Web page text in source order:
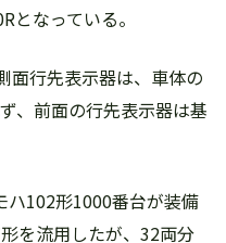
となっている。
面行先表示器は、車体の
、前面の行先表示器は基
ハ102形1000番台が装備
を流用したが、32両分